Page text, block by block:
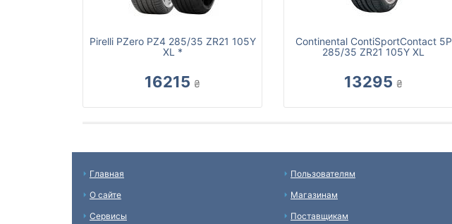
Pirelli PZero PZ4 285/35 ZR21 105Y
XL *
16215 ₴
Continental ContiSportContact 5P
285/35 ZR21 105Y XL
13295 ₴
Главная
О сайте
Сервисы
Пользователям
Магазинам
Поставщикам